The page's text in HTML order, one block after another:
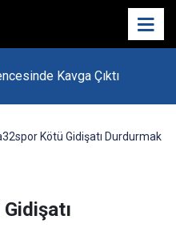
Kavga Çıktı
Kötü Gidişatı Durdurmak